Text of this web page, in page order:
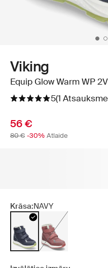
Viking
Equip Glow Warm WP
5(1
56 €
80 € -30% Atlaide
Krāsa:NAVY